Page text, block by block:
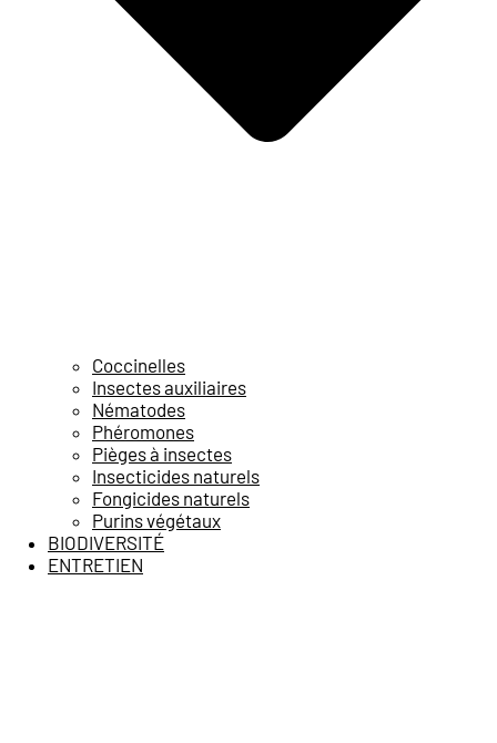
Coccinelles
Insectes auxiliaires
Nématodes
Phéromones
Pièges à insectes
Insecticides naturels
Fongicides naturels
Purins végétaux
BIODIVERSITÉ
ENTRETIEN